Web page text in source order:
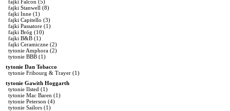
fajki Falcon (5)
fajki Stanwell (8)
fajki Inne (1)
fajki Capitello (3)
fajki Passatore (1)
fajki Bróg (10)
fajki B&B (1)
fajki Ceramiczne (2)
tytonie Amphora (2)
tytonie BBB (1)
tytonie Dan Tobacco
tytonie Fribourg & Trayer (1)
tytonie Gawith Hoggarth
tytonie Ilsted (1)
tytonie Mac Baren (1)
tytonie Peterson (4)
tytonie Sailors (1)